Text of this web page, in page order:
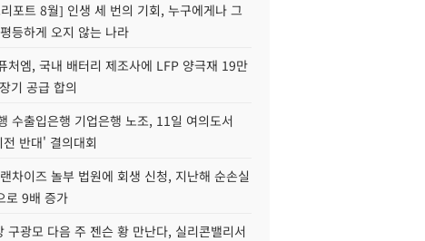
포트 8월] 인생 세 번의 기회, 누구에게나 그
등하게 오지 않는 나라
처엠, 국내 배터리 제조사에 LFP 양극재 19만
기 공급 합의
수출입은행 기업은행 노조, 11일 여의도서
반대' 결의대회
차이즈 놀부 법원에 회생 신청, 지난해 순손실
로 9배 증가
구광모 다음 주 젠슨 황 만난다, 실리콘밸리서